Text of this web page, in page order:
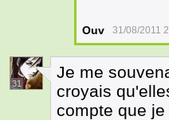
Ouv 31/08/2011
31
Je me
croyais
compte que